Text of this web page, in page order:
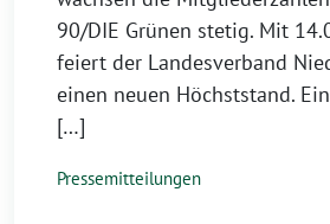
90/DIE Grünen stetig. Mit
feiert der Landesverband
einen neuen Höchststand.
[…]
Pressemitteilungen